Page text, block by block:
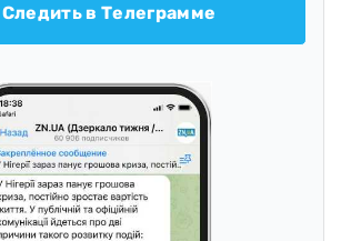
Следить в Телеграмме